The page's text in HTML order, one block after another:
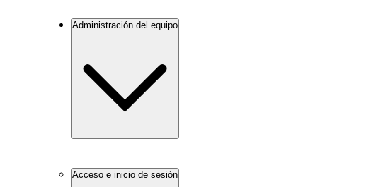
Administración del equipo
Acceso e inicio de sesión